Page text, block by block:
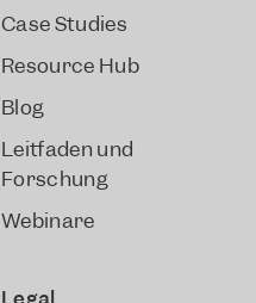
Case Studies
Resource Hub
Blog
Leitfäden und
Forschung
Webinare